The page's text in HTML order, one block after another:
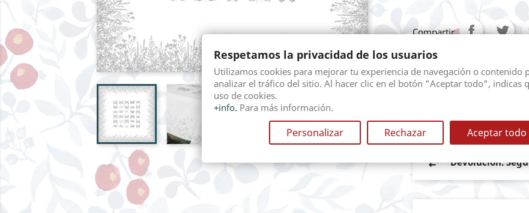
Compartir
Mediante
Envio gratuito
diferentes opciones.
Devolución.
Respetamos la privacidad de los usuarios
Utilizamos cookies para mejorar tu experiencia de navegación o contenido
analizar el tráfico del sitio. Al hacer clic en el botón "Aceptar todo", indicas
uso de cookies.
+info. Para más información.
Personalizar Rechazar Aceptar todo